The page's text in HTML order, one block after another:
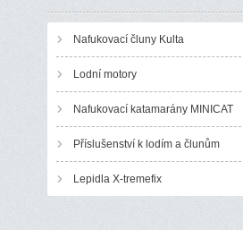
Nafukovací čluny Kulta
Lodní motory
Nafukovací katamarány MINICAT
Příslušenství k lodím a člunům
Lepidla X-tremefix